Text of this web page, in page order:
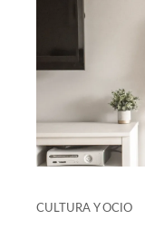
CULTURA Y OCIO